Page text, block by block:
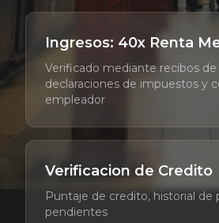
Ingresos: 40x Renta
Verificado mediante recibos de
declaraciones de impuestos y
empleador
Verificacion de Credito
Puntaje de credito, historial de
pendientes